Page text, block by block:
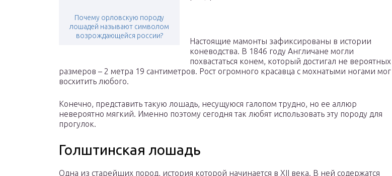
Почему орловскую породу
лошадей называют символом
возрождающейся россии?
Настоящие мамонты зафиксированы в истории
коневодства. В 1846 году Англичане могли
похвастаться конем, который достигал не вероятных
размеров – 2 метра 19 сантиметров. Рост огромного красавца с мохнатыми ногами мог
восхитить любого.
Конечно, представить такую лошадь, несущуюся галопом трудно, но ее аллюр
невероятно мягкий. Именно поэтому сегодня так любят использовать эту породу для
прогулок.
Голштинская лошадь
Одна из старейших пород, история которой начинается в XII века. В ней содержатся